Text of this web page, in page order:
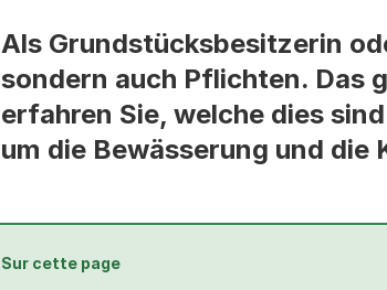
Als Grundstücksbesitzerin
sondern auch Pflichten. Das
erfahren Sie, welche dies
um die Bewässerung und die
Sur cette page